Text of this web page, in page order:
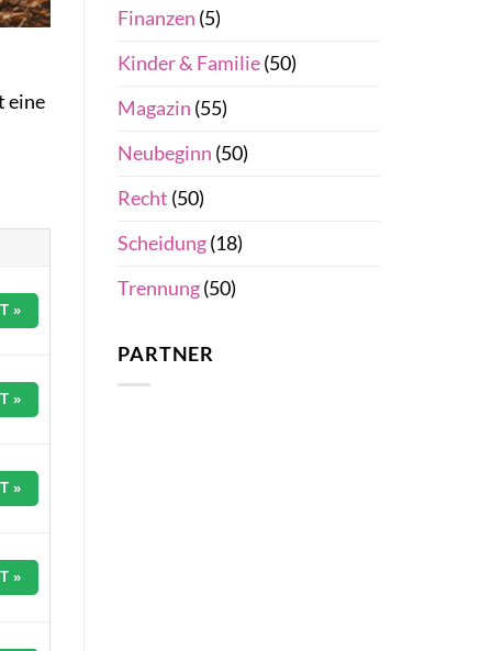
eine
»
»
»
»
Finanzen (5)
Kinder & Familie(50)
Magazin (55)
Neubeginn (50)
Recht (50)
Scheidung(18)
Trennung(50)
PARTNER